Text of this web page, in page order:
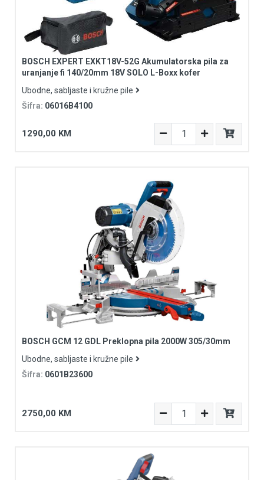
BOSCH EXPERT EXKT18V-52G Akumulatorska pila za
uranjanje fi 140/20mm 18V SOLO L-Boxx kofer
Ubodne, sabljaste i kružne pile
Šifra: 06016B4100
1290,00 KM
BOSCH GCM 12 GDL Preklopna pila 2000W 305/30mm
Ubodne, sabljaste i kružne pile
Šifra: 0601B23600
2750,00 KM